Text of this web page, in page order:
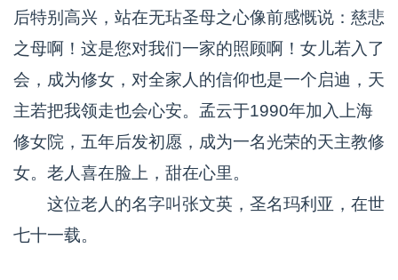
后特别高兴，站在无玷圣母之心像前感慨说：慈悲
之母啊！这是您对我们一家的照顾啊！女儿若入了
会，成为修女，对全家人的信仰也是一个启迪，天
主若把我领走也会心安。孟云于1990年加入上海
修女院，五年后发初愿，成为一名光荣的天主教修
女。老人喜在脸上，甜在心里。
这位老人的名字叫张文英，圣名玛利亚，在世
七十一载。